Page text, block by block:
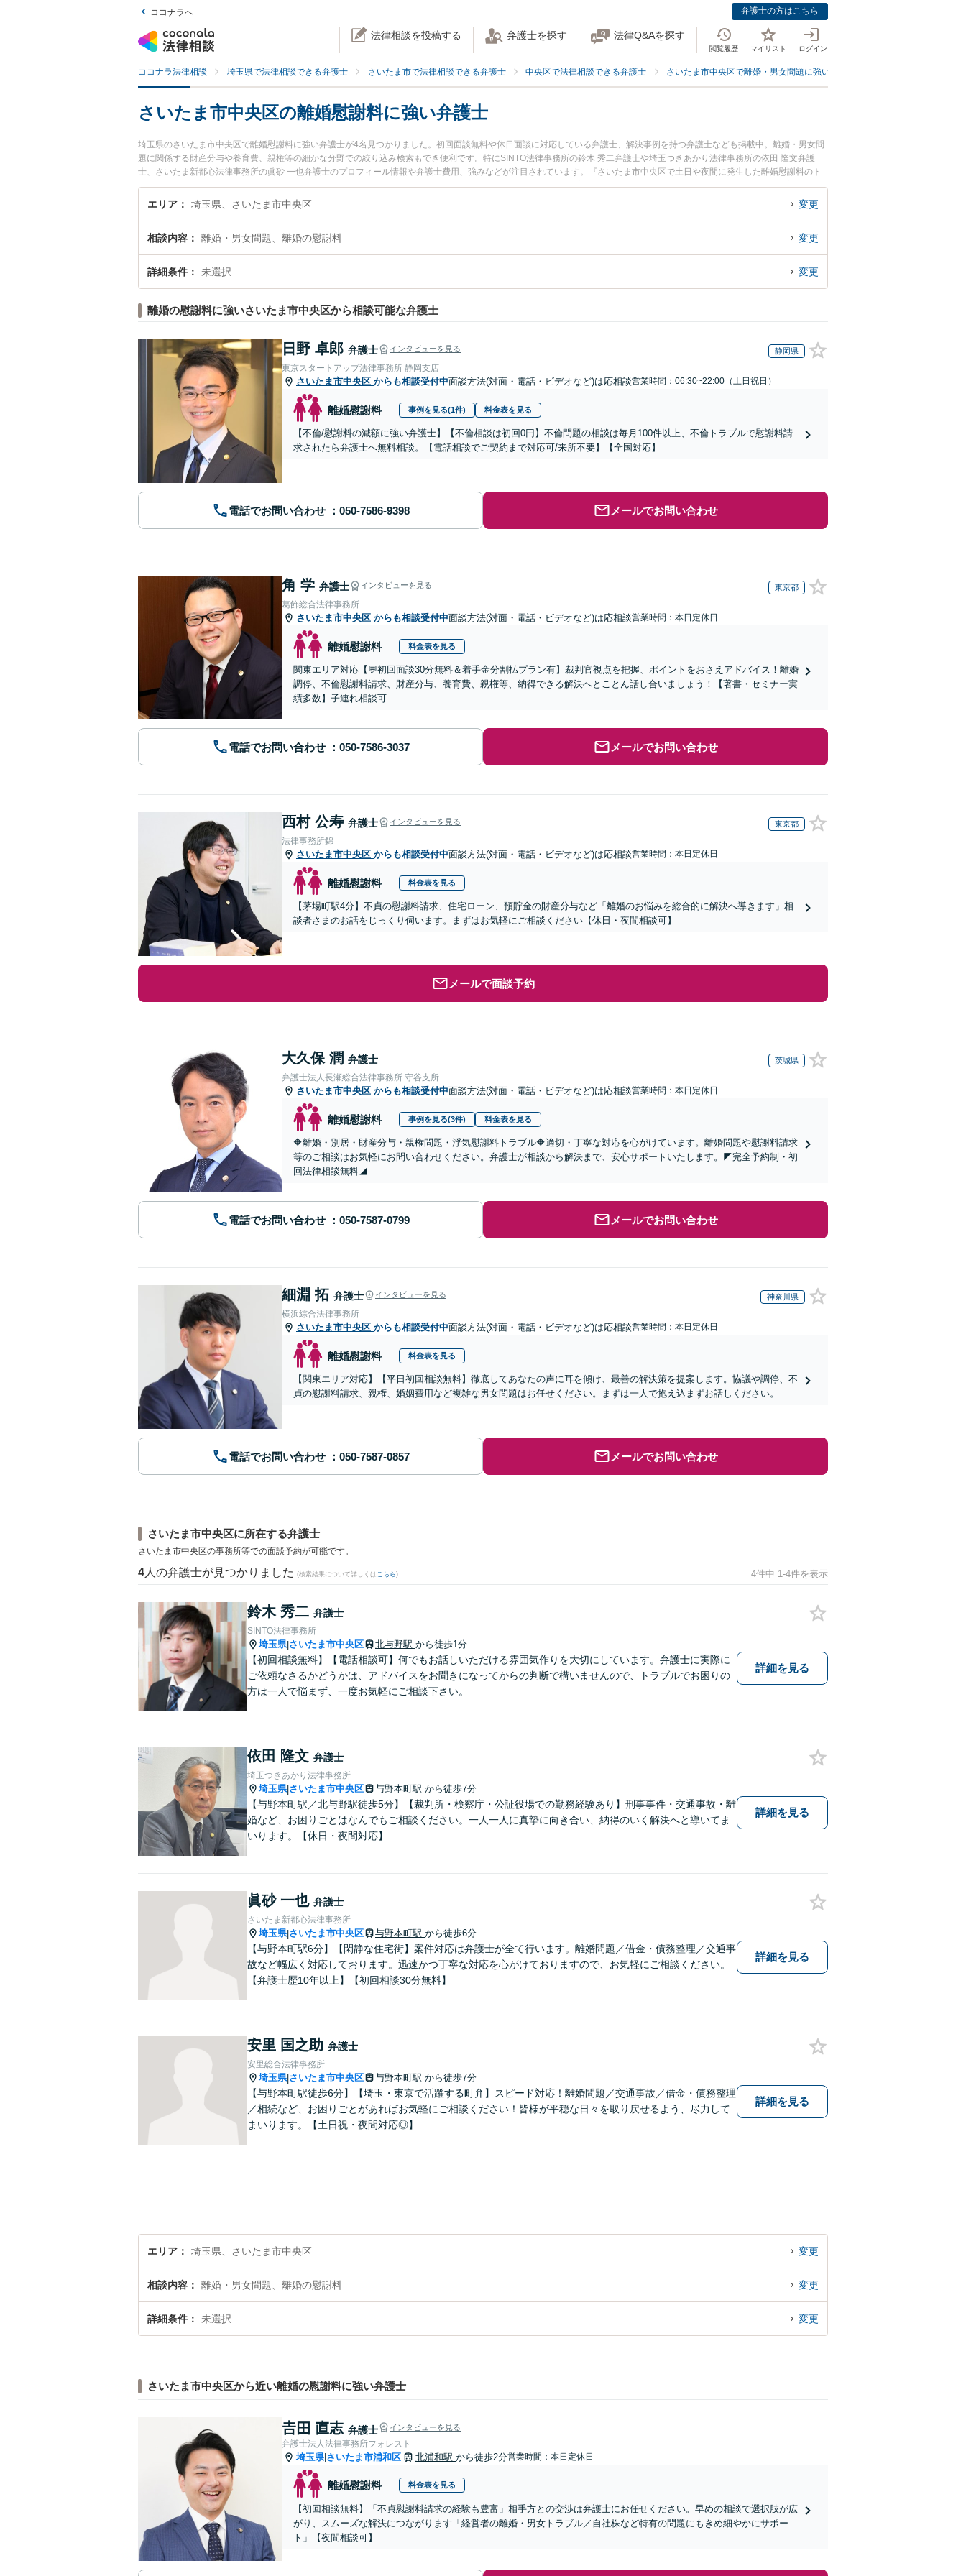
ココナラへ 弁護士の方はこちら
法律相談を投稿する 弁護士を探す 法律Q&Aを探す
閲覧履歴 マイリスト ログイン
ココナラ法律相談 埼玉県で法律相談できる弁護士 さいたま市で法律相談できる弁護士 中央区で法律相談できる弁護士 さいたま市中央区で離婚・男女問題に強い弁護士
さいたま市中央区の離婚慰謝料に強い弁護士
埼玉県のさいたま市中央区で離婚慰謝料に強い弁護士が4名見つかりました。初回面談無料や休日面談に対応している弁護士、解決事例を持つ弁護士なども掲載中。離婚・男女問
題に関係する財産分与や養育費、親権等の細かな分野での絞り込み検索もでき便利です。特にSINTO法律事務所の鈴木 秀二弁護士や埼玉つきあかり法律事務所の依田 隆文弁護
士、さいたま新都心法律事務所の眞砂 一也弁護士のプロフィール情報や弁護士費用、強みなどが注目されています。『さいたま市中央区で土日や夜間に発生した離婚慰謝料のト
ラブルを今すぐに弁護士に相談したい』『離婚慰謝料のトラブル解決の実績豊富な近くの弁護士を検索したい』『初回相談無料で離婚慰謝料を法律相談できるさいたま市中央区内
の弁護士に相談予約したい』などでお困りの相談者さんにおすすめです。
エリア 埼玉県、さいたま市中央区 変更
相談内容 離婚・男女問題、離婚の慰謝料 変更
詳細条件 未選択 変更
離婚の慰謝料に強いさいたま市中央区から相談可能な弁護士
日野 卓郎 弁護士 インタビューを見る 静岡県
東京スタートアップ法律事務所 静岡支店
さいたま市中央区 からも相談受付中面談方法(対面・電話・ビデオなど)は応相談営業時間：06:30~22:00（土日祝日）
離婚慰謝料 事例を見る(1件) 料金表を見る
【不倫/慰謝料の減額に強い弁護士】【不倫相談は初回0円】不倫問題の相談は毎月100件以上、不倫トラブルで慰謝料請
求されたら弁護士へ無料相談。【電話相談でご契約まで対応可/来所不要】【全国対応】
電話でお問い合わせ メールでお問い合わせ
角 学 弁護士 インタビューを見る 東京都
葛飾総合法律事務所
さいたま市中央区 からも相談受付中面談方法(対面・電話・ビデオなど)は応相談営業時間：本日定休日
離婚慰謝料 料金表を見る
関東エリア対応【💬初回面談30分無料＆着手金分割払プラン有】裁判官視点を把握、ポイントをおさえアドバイス！離婚
調停、不倫慰謝料請求、財産分与、養育費、親権等、納得できる解決へとことん話し合いましょう！【著書・セミナー実
績多数】子連れ相談可
電話でお問い合わせ メールでお問い合わせ
西村 公寿 弁護士 インタビューを見る 東京都
法律事務所錦
さいたま市中央区 からも相談受付中面談方法(対面・電話・ビデオなど)は応相談営業時間：本日定休日
離婚慰謝料 料金表を見る
【茅場町駅4分】不貞の慰謝料請求、住宅ローン、預貯金の財産分与など「離婚のお悩みを総合的に解決へ導きます」相
談者さまのお話をじっくり伺います。まずはお気軽にご相談ください【休日・夜間相談可】
メールで面談予約
大久保 潤 弁護士 茨城県
弁護士法人長瀬総合法律事務所 守谷支所
さいたま市中央区 からも相談受付中面談方法(対面・電話・ビデオなど)は応相談営業時間：本日定休日
離婚慰謝料 事例を見る(3件) 料金表を見る
🔶離婚・別居・財産分与・親権問題・浮気慰謝料トラブル🔶適切・丁寧な対応を心がけています。離婚問題や慰謝料請求
等のご相談はお気軽にお問い合わせください。弁護士が相談から解決まで、安心サポートいたします。◤完全予約制・初
回法律相談無料◢
電話でお問い合わせ メールでお問い合わせ
細淵 拓 弁護士 インタビューを見る 神奈川県
横浜綜合法律事務所
さいたま市中央区 からも相談受付中面談方法(対面・電話・ビデオなど)は応相談営業時間：本日定休日
離婚慰謝料 料金表を見る
【関東エリア対応】【平日初回相談無料】徹底してあなたの声に耳を傾け、最善の解決策を提案します。協議や調停、不
貞の慰謝料請求、親権、婚姻費用など複雑な男女問題はお任せください。まずは一人で抱え込まずお話しください。
電話でお問い合わせ メールでお問い合わせ
さいたま市中央区に所在する弁護士
さいたま市中央区の事務所等での面談予約が可能です。
4 人の弁護士が見つかりました (検索結果について詳しくは こちら) 4件中 1-4件を表示
鈴木 秀二 弁護士
SINTO法律事務所
埼玉県|さいたま市中央区 北与野駅 から徒歩1分
【初回相談無料】【電話相談可】何でもお話しいただける雰囲気作りを大切にしています。弁護士に実際に
ご依頼なさるかどうかは、アドバイスをお聞きになってからの判断で構いませんので、トラブルでお困りの
方は一人で悩まず、一度お気軽にご相談下さい。
詳細を見る
依田 隆文 弁護士
埼玉つきあかり法律事務所
埼玉県|さいたま市中央区 与野本町駅 から徒歩7分
【与野本町駅／北与野駅徒歩5分】【裁判所・検察庁・公証役場での勤務経験あり】刑事事件・交通事故・離
婚など、お困りごとはなんでもご相談ください。一人一人に真摯に向き合い、納得のいく解決へと導いてま
いります。【休日・夜間対応】
詳細を見る
眞砂 一也 弁護士
さいたま新都心法律事務所
埼玉県|さいたま市中央区 与野本町駅 から徒歩6分
【与野本町駅6分】【閑静な住宅街】案件対応は弁護士が全て行います。離婚問題／借金・債務整理／交通事
故など幅広く対応しております。迅速かつ丁寧な対応を心がけておりますので、お気軽にご相談ください。
【弁護士歴10年以上】【初回相談30分無料】
詳細を見る
安里 国之助 弁護士
安里総合法律事務所
埼玉県|さいたま市中央区 与野本町駅 から徒歩7分
【与野本町駅徒歩6分】【埼玉・東京で活躍する町弁】スピード対応！離婚問題／交通事故／借金・債務整理
／相続など、お困りごとがあればお気軽にご相談ください！皆様が平穏な日々を取り戻せるよう、尽力して
まいります。【土日祝・夜間対応◎】
詳細を見る
エリア 埼玉県、さいたま市中央区 変更
相談内容 離婚・男女問題、離婚の慰謝料 変更
詳細条件 未選択 変更
さいたま市中央区から近い離婚の慰謝料に強い弁護士
𠮷田 直志 弁護士 インタビューを見る
弁護士法人法律事務所フォレスト
埼玉県| さいたま市浦和区 北浦和駅 から徒歩2分営業時間：本日定休日
離婚慰謝料 料金表を見る
【初回相談無料】「不貞慰謝料請求の経験も豊富」相手方との交渉は弁護士にお任せください。早めの相談で選択肢が広
がり、スムーズな解決につながります「経営者の離婚・男女トラブル／自社株など特有の問題にもきめ細やかにサポー
ト」【夜間相談可】